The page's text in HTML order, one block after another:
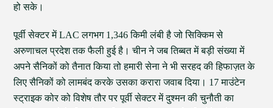
हो सके।
पूर्वी सेक्टर में LAC लगभग 1,346 किमी लंबी है जो सिक्किम से
अरुणाचल प्रदेश तक फैली हुई है। चीन ने जब तिब्बत में बड़ी संख्या में
अपने सैनिकों को तैनात किया तो हमारी सेना ने भी सरहद की हिफाज़त के
लिए सैनिकों को लामबंद करके उसका करारा जवाब दिया। 17 माउंटेन
स्ट्राइक कोर को विशेष तौर पर पूर्वी सेक्टर में दुश्मन की चुनौती का